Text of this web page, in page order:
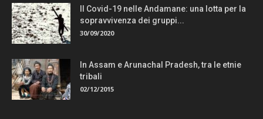
Il Covid-19 nelle Andamane: una lotta per la
sopravvivenza dei gruppi...
30/09/2020
In Assam e Arunachal Pradesh, tra le etnie
tribali
02/12/2015